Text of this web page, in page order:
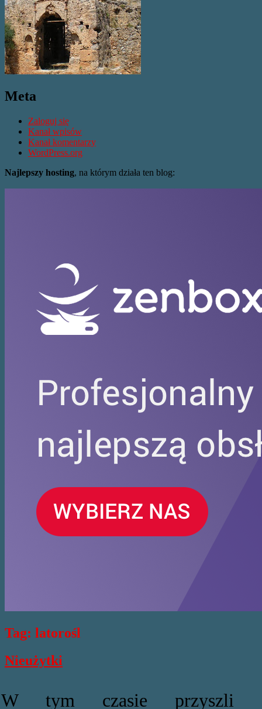
Meta
Zaloguj się
Kanał wpisów
Kanał komentarzy
WordPress.org
Najlepszy hosting, na którym działa ten blog:
Tag: latorośl
Nieużytki
W tym czasie przyszli